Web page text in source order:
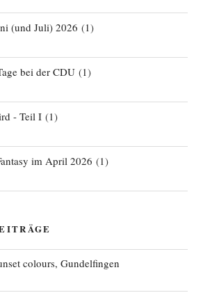
(und Juli) 2026 (1)
bei der CDU(1)
- Teil I(1)
im April 2026 (1)
colours, Gundelfingen